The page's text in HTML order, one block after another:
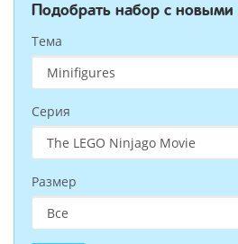
Подобрать набор с новыми
Тема
Серия
Размер